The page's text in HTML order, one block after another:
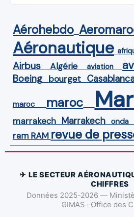
Aérohebdo
Aéronautique
Airbus Algérie aviation
Boeing bourget
maroc maroc
marrakech Marrakech onda
ram RAM revue de
✈ LE SECTEUR
CHIFFRES
Données 2025-2026 —
GIMAS · Office des